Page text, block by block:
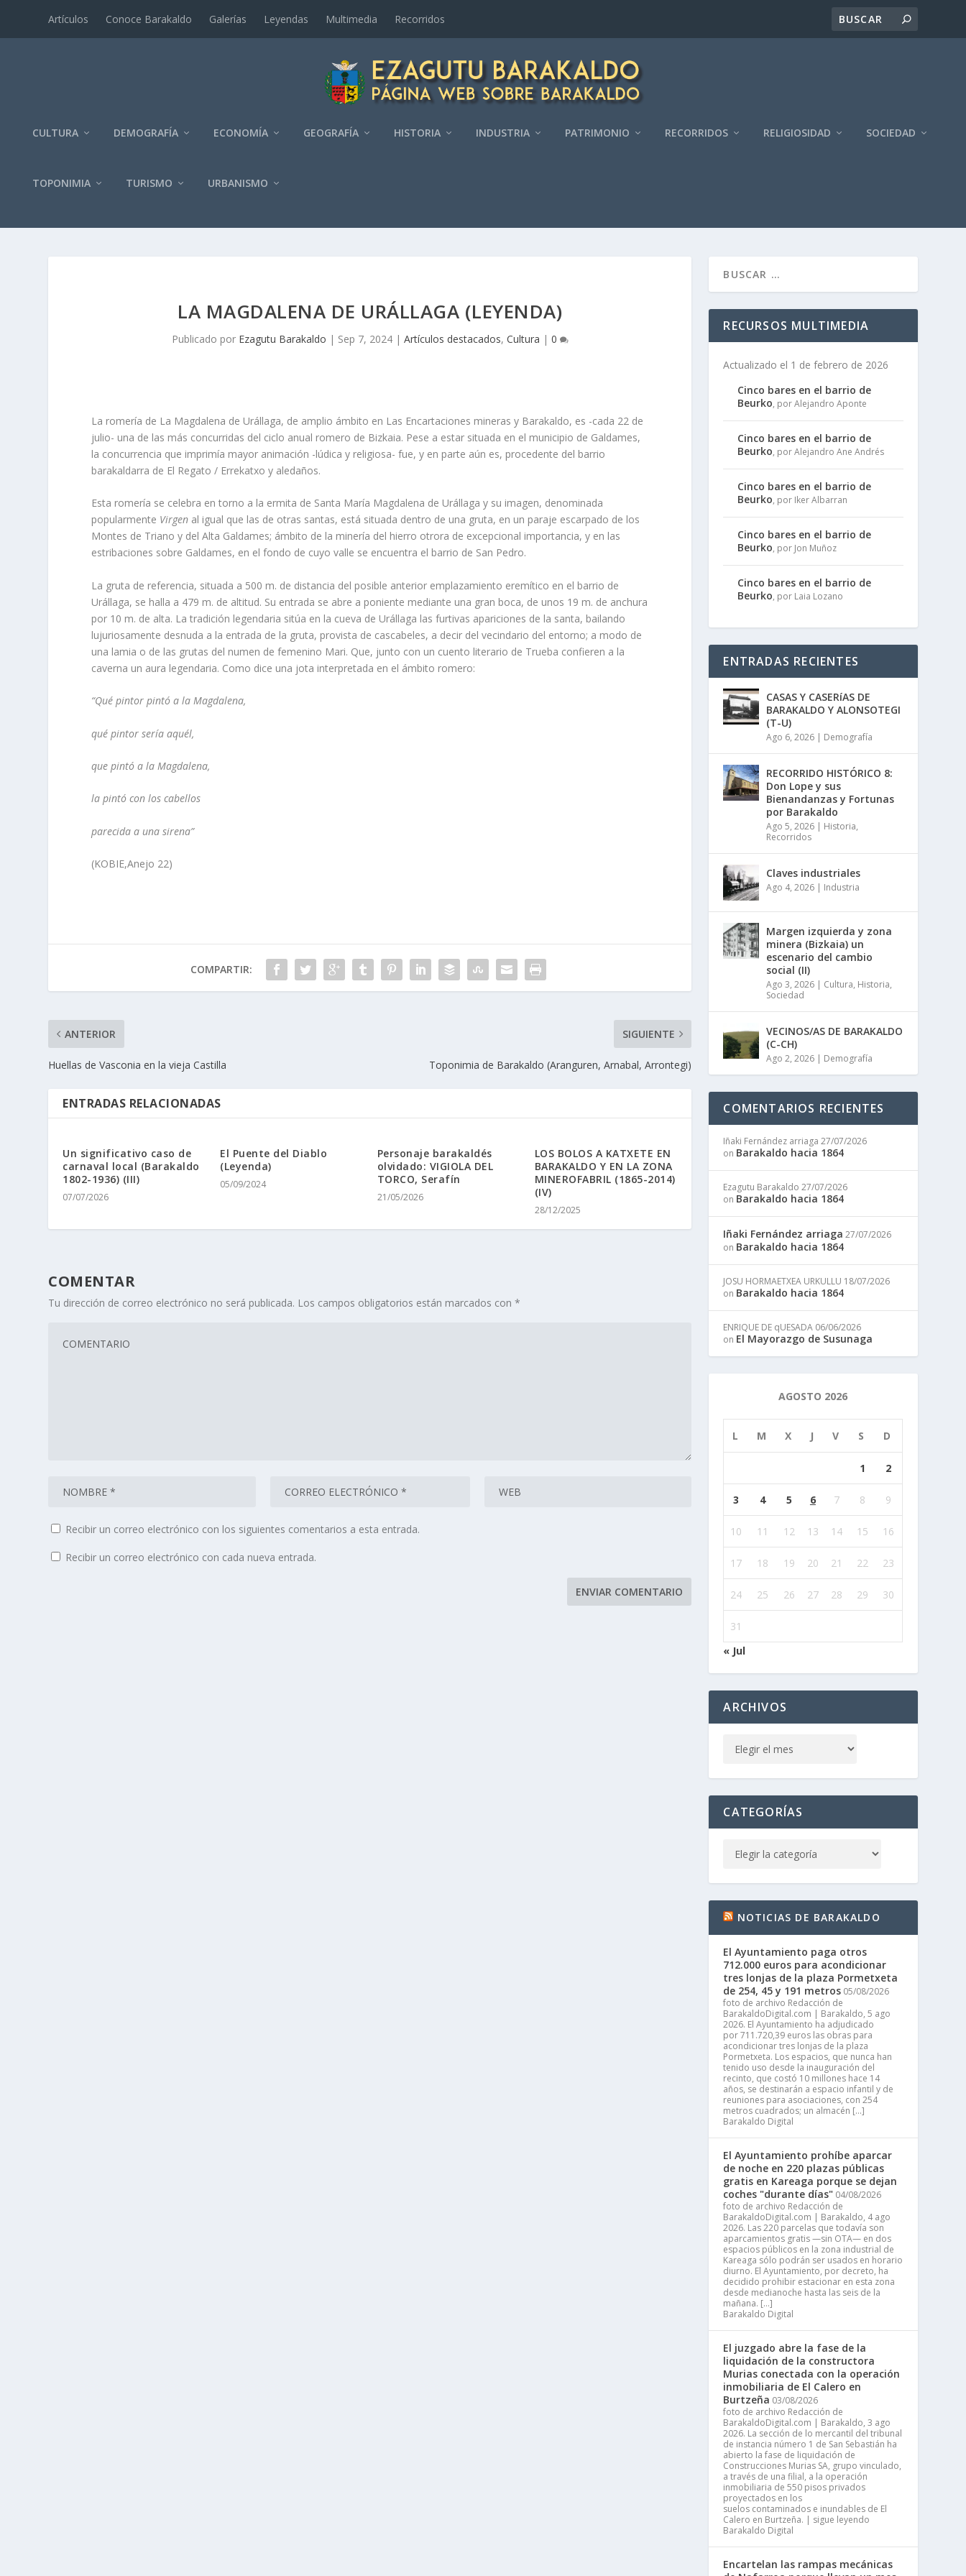
Artí­culos Conoce Barakaldo Galerí­as Leyendas Multimedia Recorridos
CULTURA DEMOGRAFÍA ECONOMÍA GEOGRAFÍ­A HISTORIA INDUSTRIA PATRIMONIO RECORRIDOS RELIGIOSIDAD SOCIEDAD
TOPONIMIA TURISMO URBANISMO
LA MAGDALENA DE URÁLLAGA (LEYENDA)
Publicado por Ezagutu Barakaldo | Sep 7, 2024| Artículos destacados, Cultura | 0
La romería de La Magdalena de Urállaga, de amplio ámbito en Las Encartaciones mineras y Barakaldo, es -cada 22 de
julio- una de las más concurridas del ciclo anual romero de Bizkaia. Pese a estar situada en el municipio de Galdames,
la concurrencia que imprimía mayor animación -lúdica y religiosa- fue, y en parte aún es, procedente del barrio
barakaldarra de El Regato / Errekatxo y aledaños.
Esta romería se celebra en torno a la ermita de Santa María Magdalena de Urállaga y su imagen, denominada
popularmente Virgen al igual que las de otras santas, está situada dentro de una gruta, en un paraje escarpado de los
Montes de Triano y del Alta Galdames; ámbito de la minería del hierro otrora de excepcional importancia, y en las
estribaciones sobre Galdames, en el fondo de cuyo valle se encuentra el barrio de San Pedro.
La gruta de referencia, situada a 500 m. de distancia del posible anterior emplazamiento eremítico en el barrio de
Urállaga, se halla a 479 m. de altitud. Su entrada se abre a poniente mediante una gran boca, de unos 19 m. de anchura
por 10 m. de alta. La tradición legendaria sitúa en la cueva de Urállaga las furtivas apariciones de la santa, bailando
lujuriosamente desnuda a la entrada de la gruta, provista de cascabeles, a decir del vecindario del entorno; a modo de
una lamia o de las grutas del numen de femenino Mari. Que, junto con un cuento literario de Trueba confieren a la
caverna un aura legendaria. Como dice una jota interpretada en el ámbito romero:
“Qué pintor pintó a la Magdalena,
qué pintor sería aquél,
que pintó a la Magdalena,
la pintó con los cabellos
parecida a una sirena”
(KOBIE,Anejo 22)
COMPARTIR:
ANTERIOR
Huellas de Vasconia en la vieja Castilla
SIGUIENTE
Toponimia de Barakaldo (Aranguren, Arnabal, Arrontegi)
ENTRADAS RELACIONADAS
Un significativo caso de
carnaval local (Barakaldo
1802-1936) (III)
07/07/2026
El Puente del Diablo
(Leyenda)
05/09/2024
Personaje barakaldés
olvidado: VIGIOLA DEL
TORCO, Serafín
21/05/2026
LOS BOLOS A KATXETE EN
BARAKALDO Y EN LA ZONA
MINEROFABRIL (1865-2014)
(IV)
28/12/2025
COMENTAR
Tu dirección de correo electrónico no será publicada. Los campos obligatorios están marcados con*
Recibir un correo electrónico con los siguientes comentarios a esta entrada.
Recibir un correo electrónico con cada nueva entrada.
RECURSOS MULTIMEDIA
Actualizado el 1 de febrero de 2026
Cinco bares en el barrio de
Beurko, por Alejandro Aponte
Cinco bares en el barrio de
Beurko, por Alejandro Ane Andrés
Cinco bares en el barrio de
Beurko, por Iker Albarran
Cinco bares en el barrio de
Beurko, por Jon Muñoz
Cinco bares en el barrio de
Beurko, por Laia Lozano
ENTRADAS RECIENTES
CASAS Y CASERíAS DE
BARAKALDO Y ALONSOTEGI
(T-U)
Ago 6, 2026 | Demografía
RECORRIDO HISTÓRICO 8:
Don Lope y sus
Bienandanzas y Fortunas
por Barakaldo
Ago 5, 2026 | Historia,
Recorridos
Claves industriales
Ago 4, 2026 | Industria
Margen izquierda y zona
minera (Bizkaia) un
escenario del cambio
social (II)
Ago 3, 2026 | Cultura, Historia,
Sociedad
VECINOS/AS DE BARAKALDO
(C-CH)
Ago 2, 2026 | Demografía
COMENTARIOS RECIENTES
Iñaki Fernández arriaga 27/07/2026
on Barakaldo hacia 1864
Ezagutu Barakaldo 27/07/2026
on Barakaldo hacia 1864
Iñaki Fernández arriaga 27/07/2026
on Barakaldo hacia 1864
JOSU HORMAETXEA URKULLU 18/07/2026
on Barakaldo hacia 1864
ENRIQUE DE qUESADA 06/06/2026
on El Mayorazgo de Susunaga
AGOSTO 2026
L M X J V S D
1 2
3 4 5 6 7 8 9
10 11 12 13 14 15 16
17 18 19 20 21 22 23
24 25 26 27 28 29 30
31
« Jul
ARCHIVOS
CATEGORÍAS
NOTICIAS DE BARAKALDO
El Ayuntamiento paga otros
712.000 euros para acondicionar
tres lonjas de la plaza Pormetxeta
de 254, 45 y 191 metros 05/08/2026
foto de archivo Redacción de
BarakaldoDigital.com | Barakaldo, 5 ago
2026. El Ayuntamiento ha adjudicado
por 711.720,39 euros las obras para
acondicionar tres lonjas de la plaza
Pormetxeta. Los espacios, que nunca han
tenido uso desde la inauguración del
recinto, que costó 10 millones hace 14
años, se destinarán a espacio infantil y de
reuniones para asociaciones, con 254
metros cuadrados; un almacén […]
Barakaldo Digital
El Ayuntamiento prohíbe aparcar
de noche en 220 plazas públicas
gratis en Kareaga porque se dejan
coches "durante días" 04/08/2026
foto de archivo Redacción de
BarakaldoDigital.com | Barakaldo, 4 ago
2026. Las 220 parcelas que todavía son
aparcamientos gratis —sin OTA— en dos
espacios públicos en la zona industrial de
Kareaga sólo podrán ser usados en horario
diurno. El Ayuntamiento, por decreto, ha
decidido prohibir estacionar en esta zona
desde medianoche hasta las seis de la
mañana. […]
Barakaldo Digital
El juzgado abre la fase de la
liquidación de la constructora
Murias conectada con la operación
inmobiliaria de El Calero en
Burtzeña 03/08/2026
foto de archivo Redacción de
BarakaldoDigital.com | Barakaldo, 3 ago
2026. La sección de lo mercantil del tribunal
de instancia número 1 de San Sebastián ha
abierto la fase de liquidación de
Construcciones Murias SA, grupo vinculado,
a través de una filial, a la operación
inmobiliaria de 550 pisos privados
proyectados en los
suelos contaminados e inundables de El
Calero en Burtzeña. | sigue leyendo
Barakaldo Digital
Encartelan las rampas mecánicas